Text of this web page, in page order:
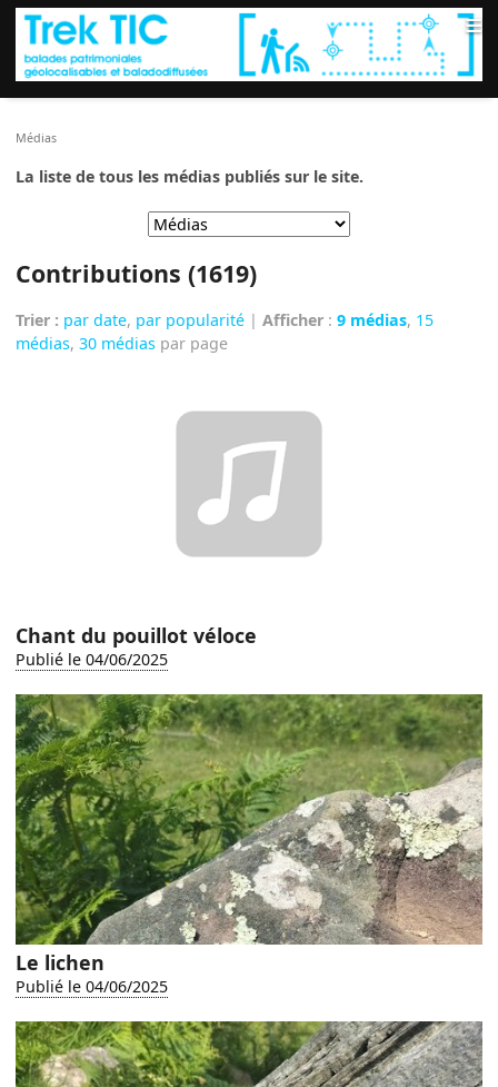
≡
Médias
La liste de tous les médias publiés sur le site.
Contributions (1619)
Trier : par date, par popularité |Afficher :9 médias, 15
médias,30 médias par page
Chant du pouillot véloce
Publié le 04/06/2025
Le lichen
Publié le 04/06/2025